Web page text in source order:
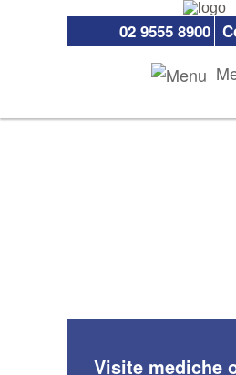
02 9555 8900
Visite mediche